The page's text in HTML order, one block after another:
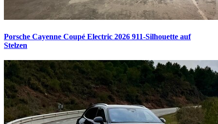
Porsche Cayenne Coupé Electric 2026 911-Silhouette auf
Stelzen